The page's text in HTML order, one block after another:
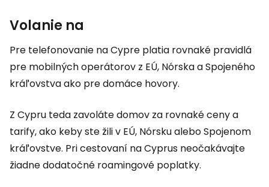
Volanie na
Pre telefonovanie na Cypre platia rovnaké pravidlá
pre mobilných operátorov z EÚ, Nórska a Spojeného
kráľovstva ako pre domáce hovory.
Z Cypru teda zavoláte domov za rovnaké ceny a
tarify, ako keby ste žili v EÚ, Nórsku alebo Spojenom
kráľovstve. Pri cestovaní na Cyprus neočakávajte
žiadne dodatočné roamingové poplatky.